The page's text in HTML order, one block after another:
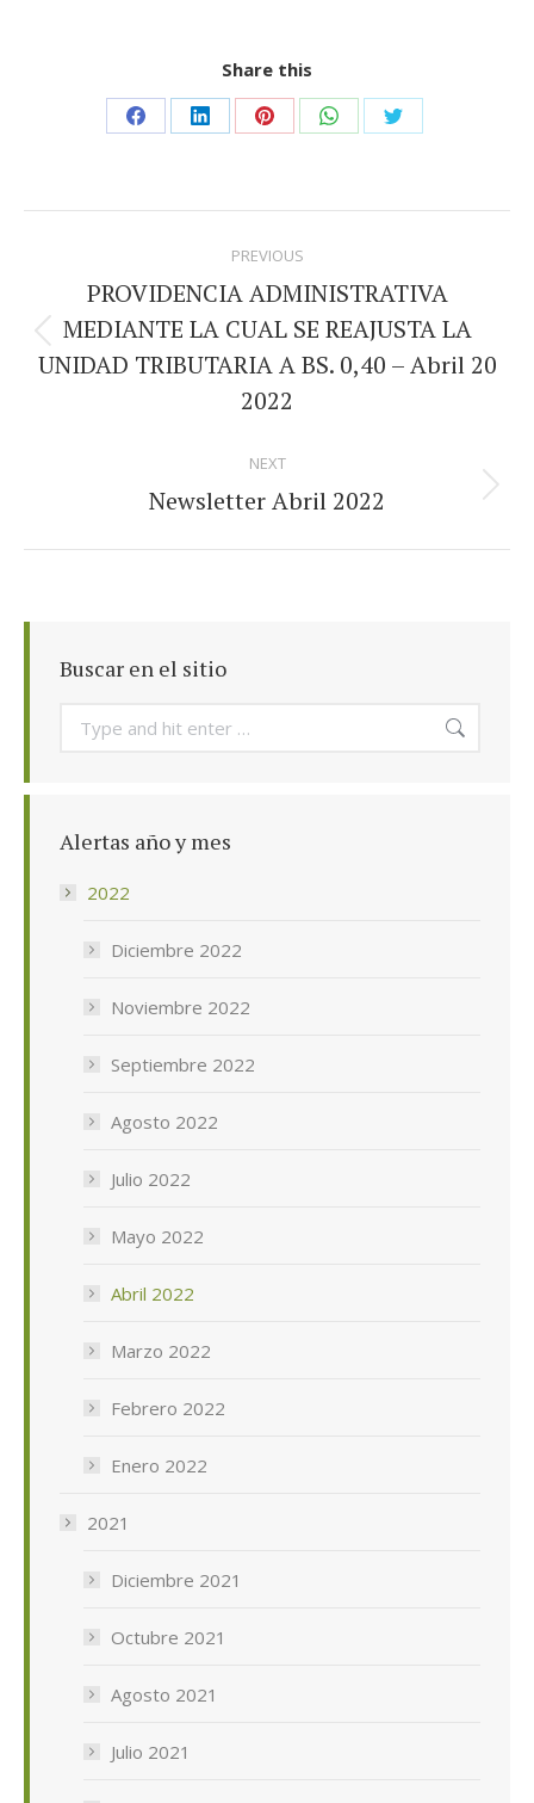
Share this
Share
Facebook
Share
LinkedIn
Share
Pinterest
Share
WhatsApp
Share
Twitter
navigation
PREVIOUS
post:
PROVIDENCIA ADMINISTRATIVA
MEDIANTE LA CUAL SE REAJUSTA LA
UNIDAD TRIBUTARIA A BS. 0,40 – Abril 20
2022
NEXT
Next
Newsletter Abril 2022
Buscar en el sitio
Search:
Alertas año y mes
2022
Diciembre 2022
Noviembre 2022
Septiembre 2022
Agosto 2022
Julio 2022
Mayo 2022
Abril 2022
Marzo 2022
Febrero 2022
Enero 2022
2021
Diciembre 2021
Octubre 2021
Agosto 2021
Julio 2021